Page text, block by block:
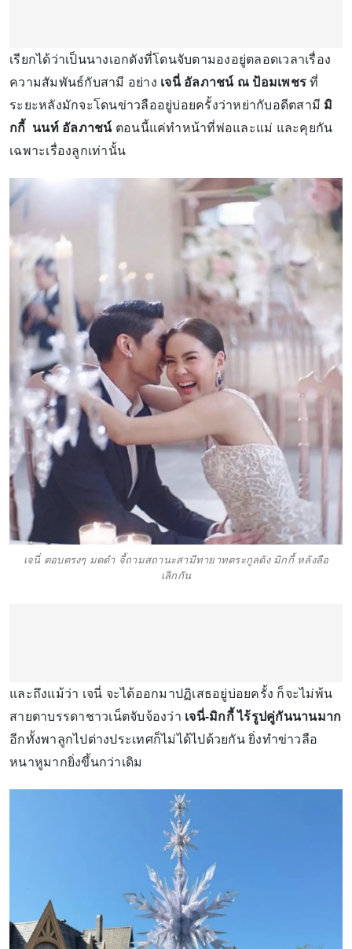
เรียกได้ว่าเป็นนางเอกดังที่โดนจับตามองอยู่ตลอดเวลาเรื่อง
ความสัมพันธ์กับสามี อย่าง เจนี่ อัลภาชน์ ณ ป้อมเพชร ที่
ระยะหลังมักจะโดนข่าวลืออยู่บ่อยครั้งว่าหย่ากับอดีตสามี มิ
กกี้ นนท์ อัลภาชน์ตอนนี้แค่ทำหน้าที่พ่อและแม่ และคุยกัน
เฉพาะเรื่องลูกเท่านั้น
เจนี่ ตอบตรงๆ มดดำ จี้ถามสถานะสามีทายาทตระกูลดัง มิกกี้ หลังลือ
เลิกกัน
และถึงแม้ว่า เจนี่ จะได้ออกมาปฏิเสธอยู่บ่อยครั้ง ก็จะไม่พ้น
สายตาบรรดาชาวเน็ตจับจ้องว่า เจนี่-มิกกี้ ไร้รูปคู่กันนานมาก
อีกทั้งพาลูกไปต่างประเทศก็ไม่ได้ไปด้วยกัน ยิ่งทำข่าวลือ
หนาหูมากยิ่งขึ้นกว่าเดิม